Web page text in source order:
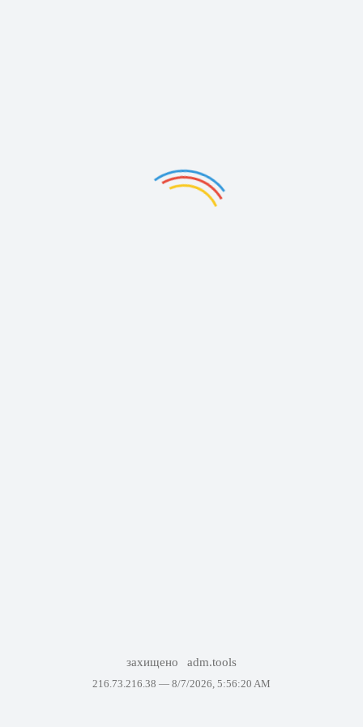
захищено adm.tools
216.73.216.38 — 8/7/2026, 5:56:20 AM